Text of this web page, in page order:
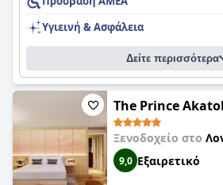
έναν πλήρη κατάλογο θεραπειών. Το
είναι ένα ξενοδοχείο πέντε αστέρων
εξαιρετική εμπειρία με πολλούς
χαρακτηρίζουν ως ένα από τα καλύτερα
The Langham
κατάλυμα που προσφέρει προσιτή
ιδανικό για τους επισκέπτες που
πράγματα στη ζωή.
Υγιεινή & Ασφάλεια
Δείτε περισσότερα
The Prince
Ξενοδοχείο στο
9,0 Εξαιρετικό